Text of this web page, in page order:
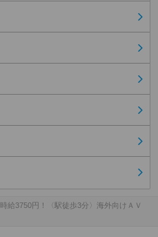
時給3750円！〈駅徒歩3分〉海外向けＡＶ